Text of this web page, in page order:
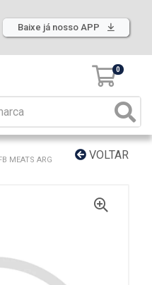
Baixe já nosso APP
0
VOLTAR
MEATS ARG